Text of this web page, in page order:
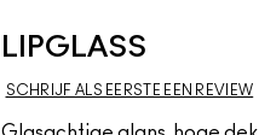
LIPGLASS
SCHRIJF ALS EERSTE EEN REVIEW